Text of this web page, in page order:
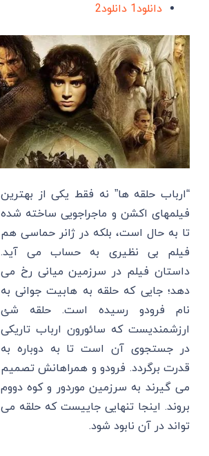
دانلود1
دانلود2
“ارباب حلقه ها” نه فقط یکی از بهترین
فیلمهای اکشن و ماجراجویی ساخته شده
تا به حال است، بلکه در ژانر حماسی هم
فیلم بی نظیری به حساب می آید.
داستان فیلم در سرزمین میانی رخ می
دهد؛ جایی که حلقه به هابیت جوانی به
نام فرودو رسیده است. حلقه شئ
ارزشمندیست که سائورون ارباب تاریکی
در جستجوی آن است تا به دوباره به
قدرت برگردد. فرودو و همراهانش تصمیم
می گیرند به سرزمین موردور و کوه دووم
بروند. اینجا تنهایی جاییست که حلقه می
تواند در آن نابود شود.